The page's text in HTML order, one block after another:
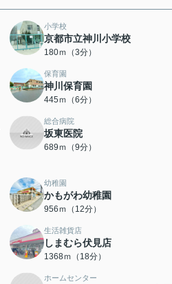
小学校
京都市立神川小学校
180ｍ（3分）
保育園
神川保育園
445ｍ（6分）
総合病院
坂東医院
689ｍ（9分）
幼稚園
かもがわ幼稚園
956ｍ（12分）
生活雑貨店
しまむら伏見店
1368ｍ（18分）
ホームセンター